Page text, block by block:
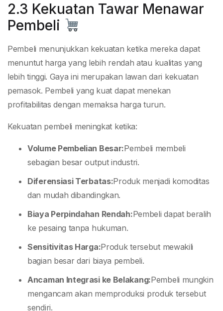
2.3 Kekuatan Tawar Menawar
Pembeli
Pembeli menunjukkan kekuatan ketika mereka dapat
menuntut harga yang lebih rendah atau kualitas yang
lebih tinggi. Gaya ini merupakan lawan dari kekuatan
pemasok. Pembeli yang kuat dapat menekan
profitabilitas dengan memaksa harga turun.
Kekuatan pembeli meningkat ketika:
Volume Pembelian Besar:Pembeli membeli
sebagian besar output industri.
Diferensiasi Terbatas:Produk menjadi komoditas
dan mudah dibandingkan.
Biaya Perpindahan Rendah:Pembeli dapat beralih
ke pesaing tanpa hukuman.
Sensitivitas Harga:Produk tersebut mewakili
bagian besar dari biaya pembeli.
Ancaman Integrasi ke Belakang:Pembeli mungkin
mengancam akan memproduksi produk tersebut
sendiri.